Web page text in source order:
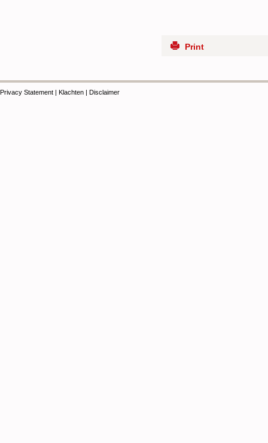
Print
Privacy Statement | Klachten | Disclaimer